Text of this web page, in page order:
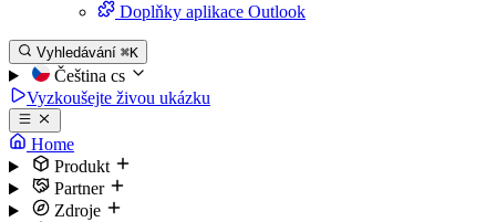
Doplňky aplikace Outlook
Vyhledávání ⌘K
Čeština cs
Vyzkoušejte živou ukázku
Home
Produkt
Partner
Zdroje